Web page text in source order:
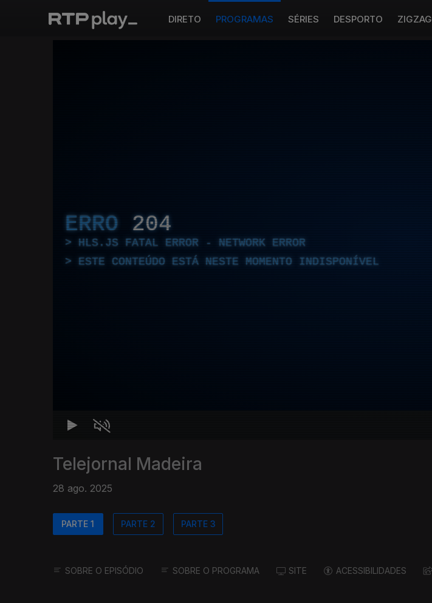
DIRETO PROGRAMAS SÉRIES DESPORTO ZIGZAG
ERRO 204
HLS.JS FATAL ERROR - NETWORK ERROR
ESTE CONTEÚDO ESTÁ NESTE MOMENTO INDISPONÍVEL
Telejornal Madeira
28 ago. 2025
PARTE 1 PARTE 2 PARTE 3
SOBRE O EPISÓDIO SOBRE O PROGRAMA SITE ACESSIBILIDADES